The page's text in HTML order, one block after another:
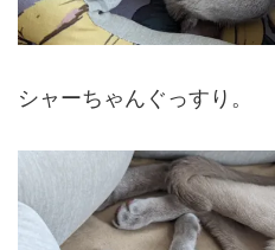
シャーちゃんぐっすり。